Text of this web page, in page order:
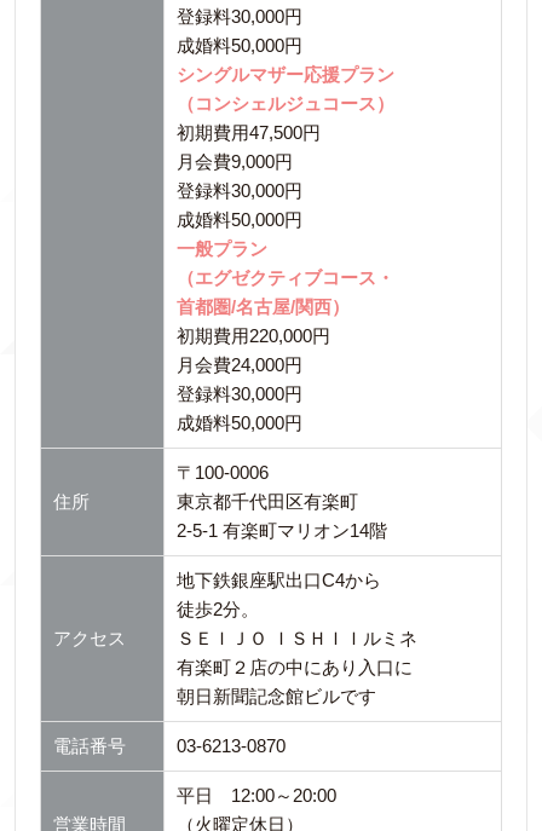
登録料30,000円
成婚料50,000円
シングルマザー応援プラン
（コンシェルジュコース）
初期費用47,500円
月会費9,000円
登録料30,000円
成婚料50,000円
一般プラン
（エグゼクティブコース・
首都圏/名古屋/関西）
初期費用220,000円
月会費24,000円
登録料30,000円
成婚料50,000円
住所
〒100-0006
東京都千代田区有楽町
2-5-1 有楽町マリオン14階
アクセス
地下鉄銀座駅出口C4から
徒歩2分。
ＳＥＩＪＯ ＩＳＨＩＩルミネ
有楽町２店の中にあり入口に
朝日新聞記念館ビルです
電話番号 03-6213-0870
営業時間
平日 12:00～20:00
（火曜定休日）